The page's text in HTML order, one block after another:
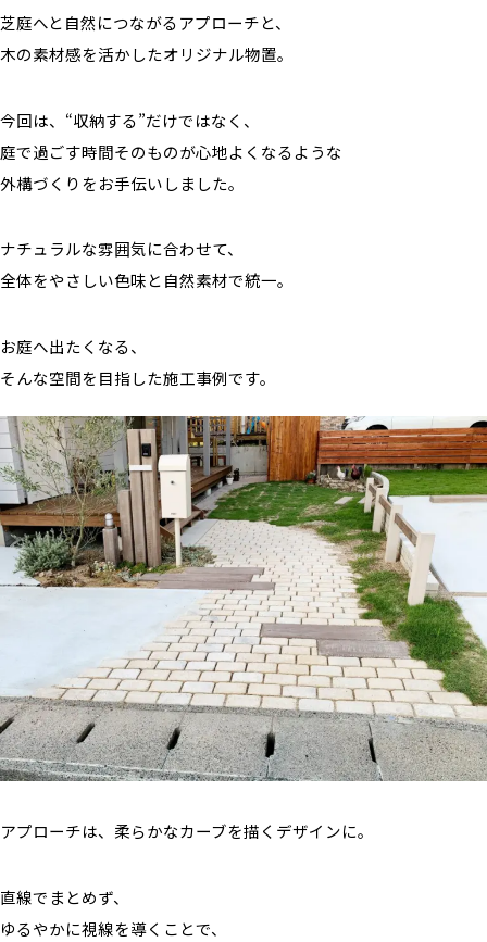
芝庭へと自然につながるアプローチと、
木の素材感を活かしたオリジナル物置。
今回は、“収納する”だけではなく、
庭で過ごす時間そのものが心地よくなるような
外構づくりをお手伝いしました。
ナチュラルな雰囲気に合わせて、
全体をやさしい色味と自然素材で統一。
お庭へ出たくなる、
そんな空間を目指した施工事例です。
アプローチは、柔らかなカーブを描くデザインに。
直線でまとめず、
ゆるやかに視線を導くことで、